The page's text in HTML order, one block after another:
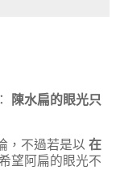
陳水扁的眼光只
，不過若是以 在
望阿扁的眼光不